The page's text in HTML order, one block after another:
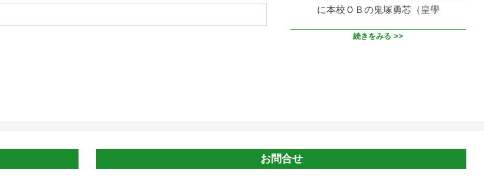
に本校ＯＢの鬼塚勇芯（皇學
続きをみる >>
お問合せ